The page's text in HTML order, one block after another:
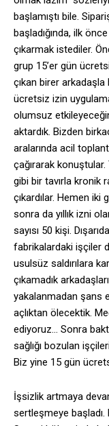
başlamıştı bile.
başladığında, ilk
çıkarmak istediler.
grup 15’er gün
çıkan birer
ücretsiz izin
olumsuz
aktardık. Bizden
aralarında acil
çağırarak
gibi bir tavırla kronik
çıkardılar. Hemen
sonra da yıllık izni
sayısı 50 kişi.
fabrikalardaki işçiler
usulsüz saldırılara
çıkamadık
yakalanmadan şans
açlıktan ölecektik.
ediyoruz… Sonra
sağlığı bozulan
Biz yine 15 gün
İşsizlik artmaya
sertleşmeye